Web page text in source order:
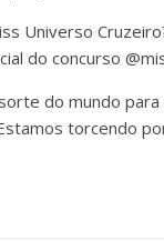
Universo
do concurso
do mundo
torcendo